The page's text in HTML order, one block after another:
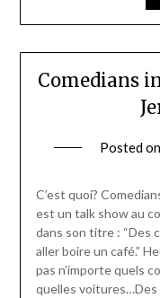
Comedians
Posted on
C’est quoi?
est un talk show au
dans son titre : “Des
aller boire un café.”
pas n’importe quels
quelles voitures…Des